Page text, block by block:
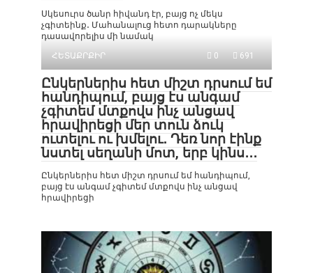
Սկեսուրս ծանր հիվանդ էր, բայց ոչ մեկս
չգիտեինք․ Մահանալուց հետո դարակները
դասավորելիս մի նամակ
ՀԵՏԱՔՐՔԻՐ
0 691
Ընկերներիս հետ միշտ դրսում եմ
հանդիպում, բայց էս անգամ
չգիտեմ մտքովս ինչ անցավ
հրավիրեցի մեր տուն ձուկ
ուտելու ու խմելու․ Դեռ նոր էինք
նստել սեղանի մոտ, երբ կինս․․․
Ընկերներիս հետ միշտ դրսում եմ հանդիպում,
բայց էս անգամ չգիտեմ մտքովս ինչ անցավ
հրավիրեցի